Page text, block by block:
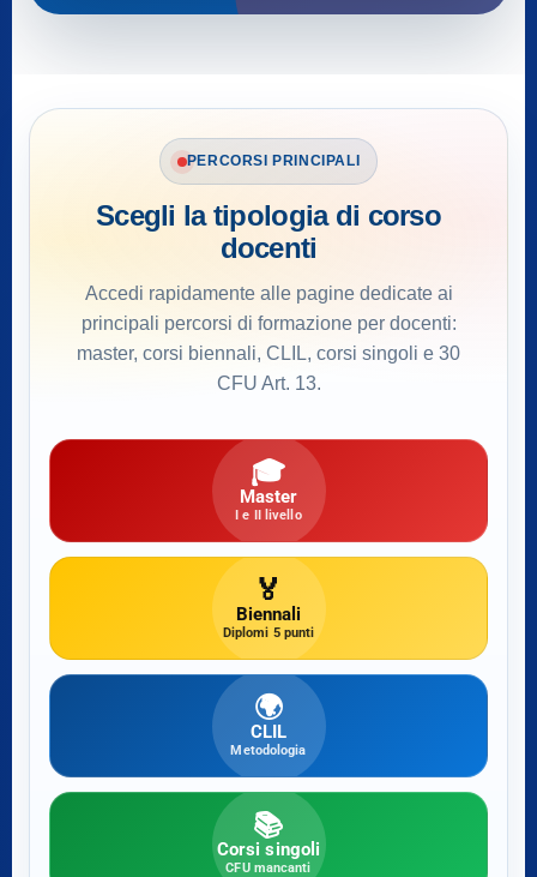
PERCORSI PRINCIPALI
Scegli la tipologia di corso
docenti
Accedi rapidamente alle pagine dedicate ai
principali percorsi di formazione per docenti:
master, corsi biennali, CLIL, corsi singoli e 30
CFU Art. 13.
🎓
Master
I e II livello
🏅
Biennali
Diplomi 5 punti
🌍
CLIL
Metodologia
📚
Corsi singoli
CFU mancanti